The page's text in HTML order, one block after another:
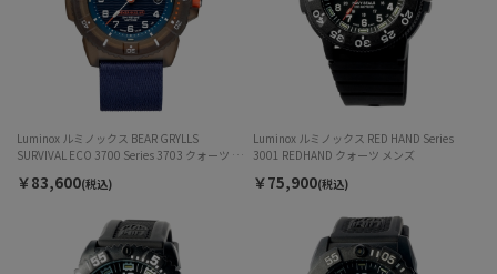
Luminox ルミノックス BEAR GRYLLS
SURVIVAL ECO 3700 Series 3703 クォーツ メ
￥83,600(税込)
Luminox ルミノックス RED HAND Series
3001 REDHAND クォーツ メンズ
￥75,900(税込)